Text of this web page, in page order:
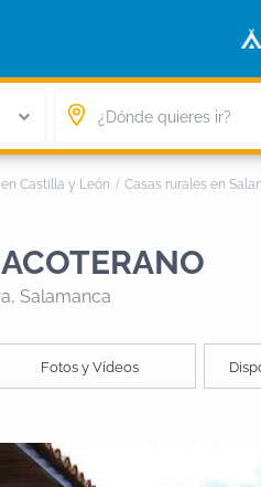
Castilla y León Casas rurales en
Salamanca
Fotos y Vídeos